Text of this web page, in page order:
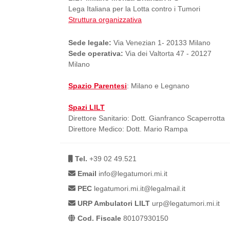
4.3 – Contributi altri
Oltre all’Istituto Tumori, LILT
ricerca clinica o epidemiologica
Grazie al 5 per mille,
senologia, coordinato dal dott.
4.4 Erogazioni a
La diagnosi e il percorso di cura di
loro famiglie. La riduzione della
disuguaglianze di salute,
Su segnalazione dei servizi sociali,
circuito di esercizi coerenti con i
alle cure, mantenere la dignità della
Grazie al 5 per mille,
per un anno.
Lega Italiana per la Lotta contro i Tumori
Struttura organizzativa
Sede legale: Via Venezian 1- 20133 Milano
Sede operativa: Via dei Valtorta 47 - 20127
Milano
Spazio Parentesi: Milano e Legnano
Spazi LILT
Direttore Sanitario: Dott. Gianfranco Scaperrotta
Direttore Medico: Dott. Mario Rampa
Tel. +39 02 49.521
Email info@legatumori.mi.it
PEC legatumori.mi.it@legalmail.it
URP Ambulatori LILT urp@legatumori.mi.it
Cod. Fiscale 80107930150